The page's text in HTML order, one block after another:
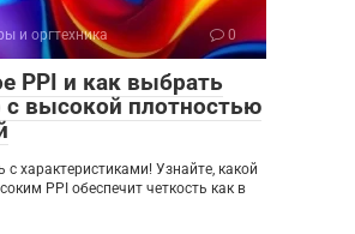
и оргтехника 0
PPI и как выбрать
с высокой плотностью
с характеристиками! Узнайте, какой
PPI обеспечит четкость как в